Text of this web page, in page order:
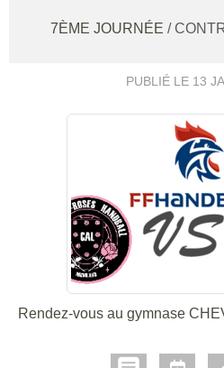
7ÈME JOURNÉE /
PUBLIÉ LE 13
Rendez-vous au gymnase